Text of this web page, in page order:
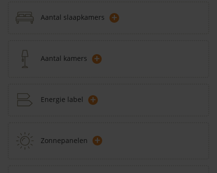
Aantal slaapkamers +
Aantal kamers +
Energie label +
Zonnepanelen +